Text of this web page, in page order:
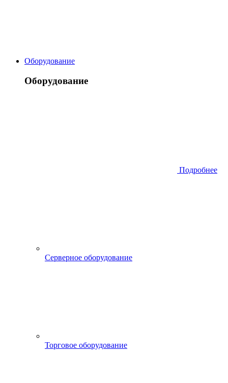
Оборудование
Оборудование
Подробнее
Серверное оборудование
Торговое оборудование